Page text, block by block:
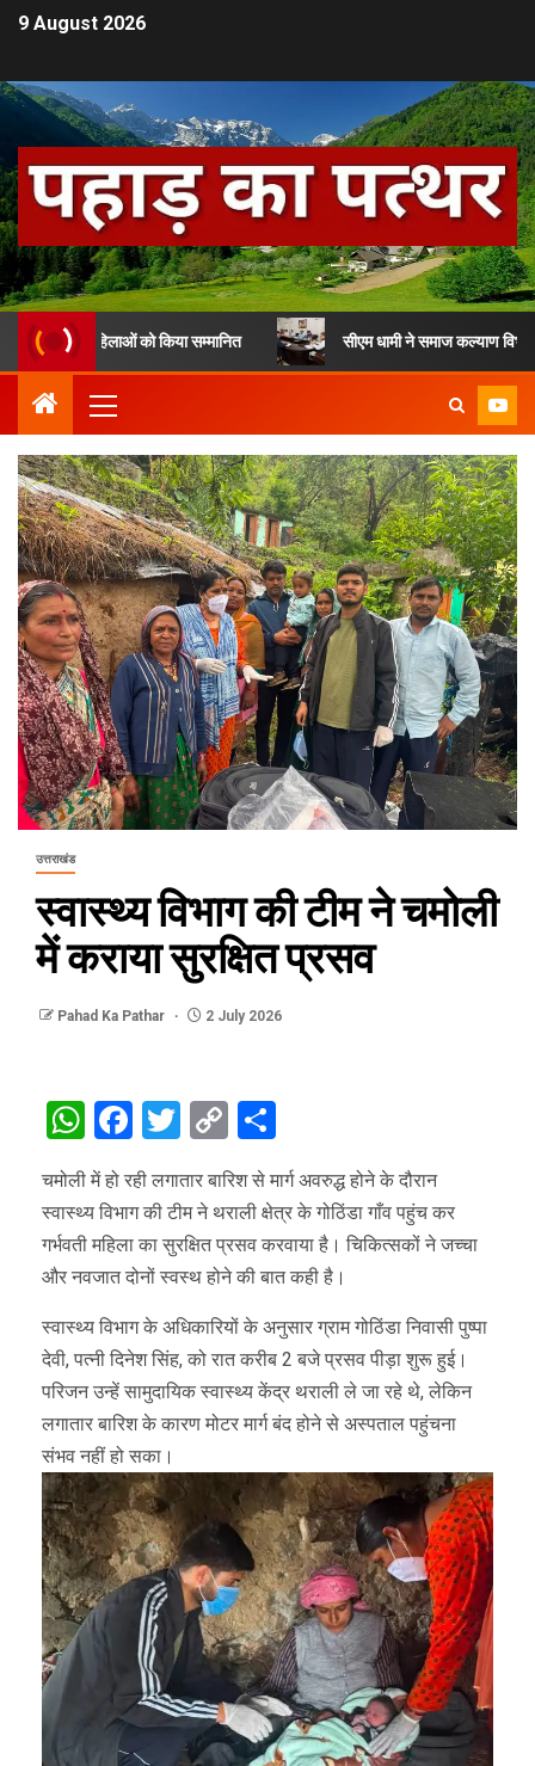
9 August 2026
महिलाओं को किया सम्मानित सीएम धामी ने समाज कल्याण विभाग के
उत्तराखंड
स्वास्थ्य विभाग की टीम ने चमोली
में कराया सुरक्षित प्रसव
Pahad Ka Pathar 2 July 2026
WhatsApp
Facebook
Twitter
Copy
Link
चमोली में हो रही लगातार बारिश से मार्ग अवरुद्ध होने के दौरान
स्वास्थ्य विभाग की टीम ने थराली क्षेत्र के गोठिंडा गाँव पहुंच कर
गर्भवती महिला का सुरक्षित प्रसव करवाया है। चिकित्सकों ने जच्चा
और नवजात दोनों स्वस्थ होने की बात कही है।
स्वास्थ्य विभाग के अधिकारियों के अनुसार ग्राम गोठिंडा निवासी पुष्पा
देवी, पत्नी दिनेश सिंह, को रात करीब 2 बजे प्रसव पीड़ा शुरू हुई।
परिजन उन्हें सामुदायिक स्वास्थ्य केंद्र थराली ले जा रहे थे, लेकिन
लगातार बारिश के कारण मोटर मार्ग बंद होने से अस्पताल पहुंचना
संभव नहीं हो सका।